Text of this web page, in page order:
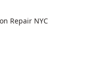
Repair NYC